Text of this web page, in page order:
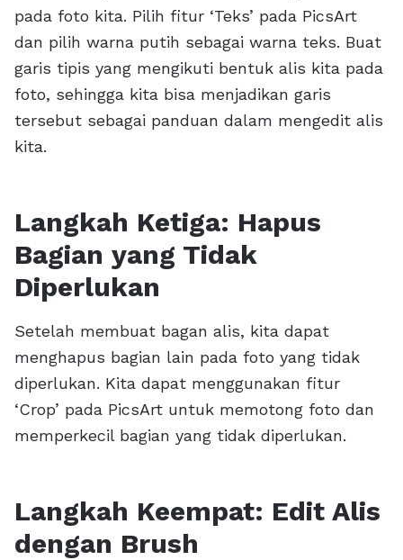
pada foto kita. Pilih fitur ‘Teks’ pada PicsArt
dan pilih warna putih sebagai warna teks. Buat
garis tipis yang mengikuti bentuk alis kita pada
foto, sehingga kita bisa menjadikan garis
tersebut sebagai panduan dalam mengedit alis
kita.
Langkah Ketiga: Hapus
Bagian yang Tidak
Diperlukan
Setelah membuat bagan alis, kita dapat
menghapus bagian lain pada foto yang tidak
diperlukan. Kita dapat menggunakan fitur
‘Crop’ pada PicsArt untuk memotong foto dan
memperkecil bagian yang tidak diperlukan.
Langkah Keempat: Edit Alis
dengan Brush